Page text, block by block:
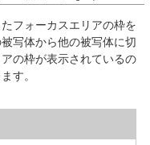
フォーカスエリアの枠を
写体から他の被写体に切
の枠が表示されているの
す。